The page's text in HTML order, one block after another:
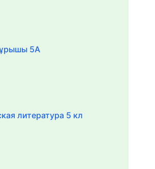
5А
литература 5 кл